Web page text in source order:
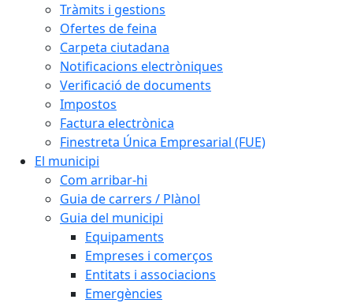
Tràmits i gestions
Ofertes de feina
Carpeta ciutadana
Notificacions electròniques
Verificació de documents
Impostos
Factura electrònica
Finestreta Única Empresarial (FUE)
El municipi
Com arribar-hi
Guia de carrers / Plànol
Guia del municipi
Equipaments
Empreses i comerços
Entitats i associacions
Emergències